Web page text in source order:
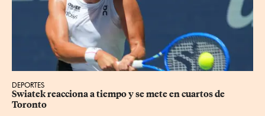
DEPORTES
Swiatek reacciona a tiempo y se mete en cuartos de
Toronto